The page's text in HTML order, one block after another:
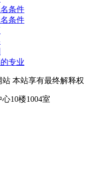
条件
条件
专业
本站享有最终解释权
10楼1004室